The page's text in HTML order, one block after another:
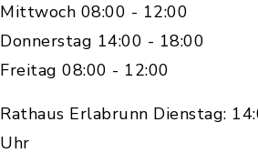
Mittwoch 08:00 - 12:00
Donnerstag 14:00 - 18:00
Freitag 08:00 - 12:00
Rathaus Erlabrunn Dienstag:
Uhr